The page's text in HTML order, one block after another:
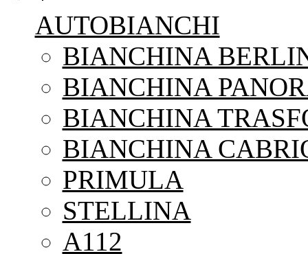
AUTOBIANCHI
BIANCHINA
BIANCHINA
BIANCHINA
BIANCHINA
PRIMULA
STELLINA
A112